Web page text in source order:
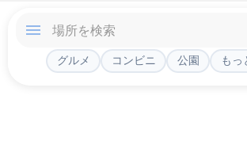
グルメ コンビニ 公園 もっ